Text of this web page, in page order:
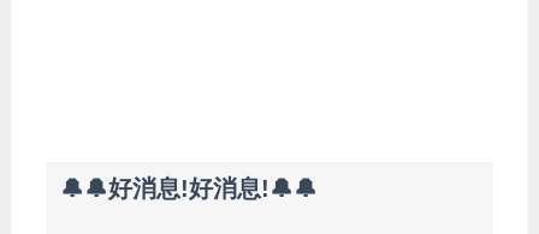
🔔🔔好消息!好消息!🔔🔔